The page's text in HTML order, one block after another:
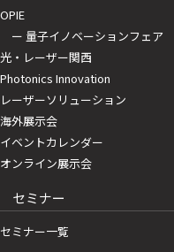
OPIE
ー 量子イノベーションフェア
光・レーザー関西
Photonics Innovation
レーザーソリューション
海外展示会
イベントカレンダー
オンライン展示会
セミナー
セミナー一覧